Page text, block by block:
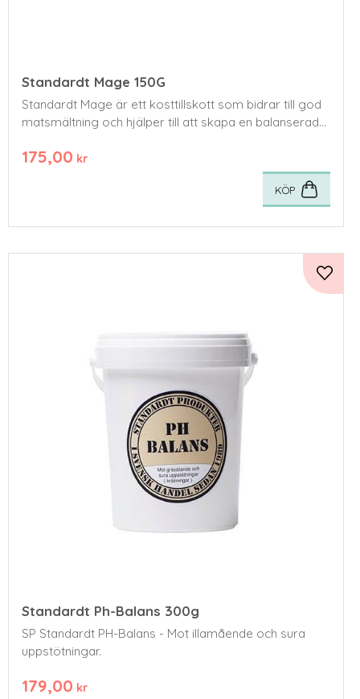
Standardt Mage 150G
Standardt Mage är ett kosttillskott som bidrar till god
matsmältning och hjälper till att skapa en balanserad
175,00 kr
KÖP
Standardt Ph-Balans 300g
​SP Standardt PH-Balans - Mot illamående och sura
uppstötningar.
179,00 kr
Lägg